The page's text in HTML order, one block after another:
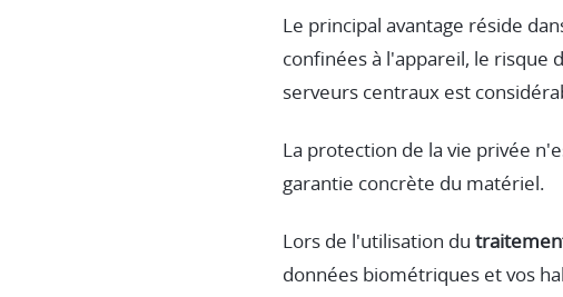
Le principal avantage réside
confinées à l'appareil, le risque
serveurs centraux est
La protection de la vie privée
garantie concrète du matériel.
Lors de l'utilisation du
données biométriques et vos